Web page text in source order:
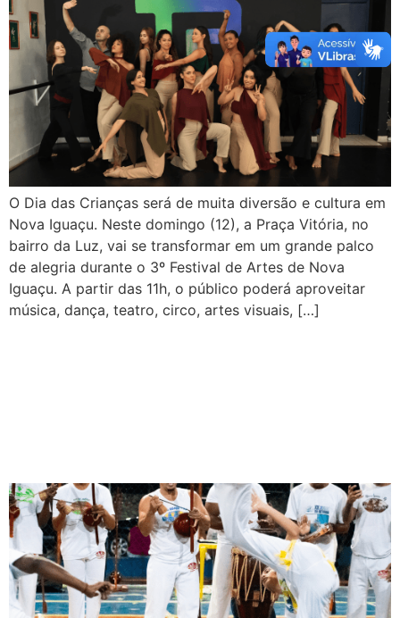
O Dia das Crianças será de muita diversão e cultura em
Nova Iguaçu. Neste domingo (12), a Praça Vitória, no
bairro da Luz, vai se transformar em um grande palco
de alegria durante o 3º Festival de Artes de Nova
Iguaçu. A partir das 11h, o público poderá aproveitar
música, dança, teatro, circo, artes visuais, […]